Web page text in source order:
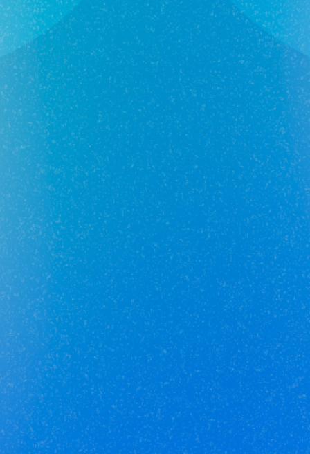
Как обменять автомобиль на земельный
участок?
Какие документы понадобятся для сделки?
Можно ли обменять недвижимость
самостоятельно?
Юникор Услуги
Получай кешбэк от 5 000 рублей
Скачивай приложение на свой смартфон
Юникор Агент
Приложение для агентов Unikor
Скачивай приложение на свой смартфон
Стоимость объектов недвижимости и иных товаров и услуг,
не включенных в «Прайс-лист» носит исключительно
информационный характер и ни при каких условиях не является
публичной офертой, определяемой
положениями ст. 437 ч. 2 Гражданского кодекса Российской
Федерации.
Политика конфиденциальности СОГЛАСИЕ на обработку
персональных данных
Политика обработки